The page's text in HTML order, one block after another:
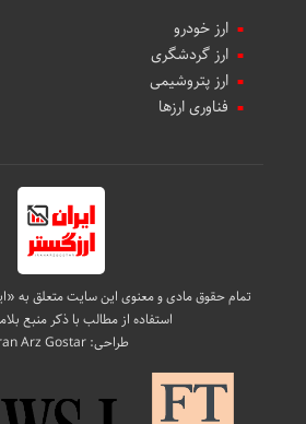
ارز خودرو
ارز گردشگری
ارز پتروشیمی
فناوری ارزها
تمام حقوق مادی و معنوی این سایت متعلق به
استفاده از مطالب با ذکر منبع
طراحی:Arz Gostar